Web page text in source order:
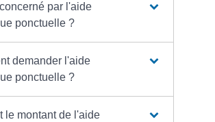
par l'aide
ponctuelle ?
demander l'aide
ponctuelle ?
le montant de l'aide